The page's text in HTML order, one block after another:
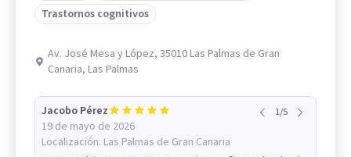
Trastornos cognitivos
Av. José Mesa y López, 35010 Las Palmas de Gran
Canaria, Las Palmas
Jacobo Pérez
19 de mayo de 2026
Localización: Las Palmas de Gran Canaria
1/5